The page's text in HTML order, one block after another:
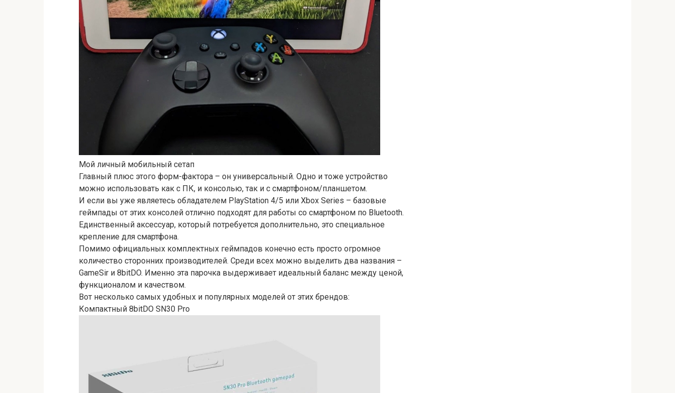
Мой личный мобильный сетап
Главный плюс этого форм-фактора – он универсальный. Одно и тоже устройство
можно использовать как с ПК, и консолью, так и с смартфоном/планшетом.
И если вы уже являетесь обладателем PlayStation 4/5 или Xbox Series – базовые
геймпады от этих консолей отлично подходят для работы со смартфоном по Bluetooth.
Единственный аксессуар, который потребуется дополнительно, это специальное
крепление для смартфона.
Помимо официальных комплектных геймпадов конечно есть просто огромное
количество сторонних производителей. Среди всех можно выделить два названия –
GameSir и 8bitDO. Именно эта парочка выдерживает идеальный баланс между ценой,
функционалом и качеством.
Вот несколько самых удобных и популярных моделей от этих брендов:
Компактный 8bitDO SN30 Pro